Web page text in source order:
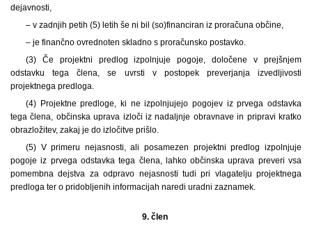
dejavnosti,
– v zadnjih petih (5) letih še ni bil (so)financiran iz proračuna občine,
– je finančno ovrednoten skladno s proračunsko postavko.
(3) Če projektni predlog izpolnjuje pogoje, določene v prejšnjem
odstavku tega člena, se uvrsti v postopek preverjanja izvedljivosti
projektnega predloga.
(4) Projektne predloge, ki ne izpolnjujejo pogojev iz prvega odstavka
tega člena, občinska uprava izloči iz nadaljnje obravnave in pripravi kratko
obrazložitev, zakaj je do izločitve prišlo.
(5) V primeru nejasnosti, ali posamezen projektni predlog izpolnjuje
pogoje iz prvega odstavka tega člena, lahko občinska uprava preveri vsa
pomembna dejstva za odpravo nejasnosti tudi pri vlagatelju projektnega
predloga ter o pridobljenih informacijah naredi uradni zaznamek.
9. člen